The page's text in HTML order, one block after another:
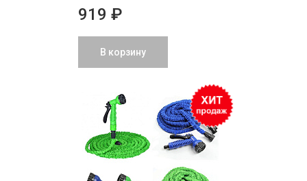
919 ₽
В корзину